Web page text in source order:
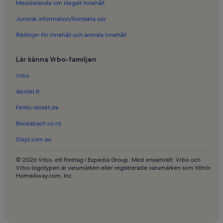
Semesterboenden i Rems-Murr-Kreis
Semesterboenden i Stuttgart
Meddelande om illegalt innehåll
Juridisk information/Kontakta oss
Riktlinjer för innehåll och anmäla innehåll
Lär känna Vrbo-familjen
Vrbo
Abritel.fr
FeWo-direkt.de
Bookabach.co.nz
Stayz.com.au
© 2026 Vrbo, ett företag i Expedia Group. Med ensamrätt. Vrbo och
Vrbo-logotypen är varumärken eller registrerade varumärken som tillhör
HomeAway.com, Inc.